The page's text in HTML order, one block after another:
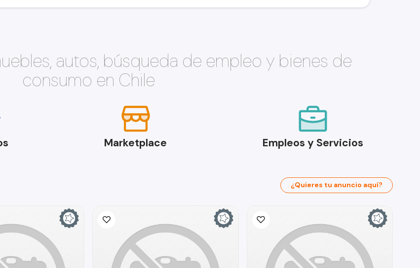
autos, búsqueda de empleo y bienes de
consumo en Chile
Marketplace Empleos y Servicios
¿Quieres tu anuncio aquí?